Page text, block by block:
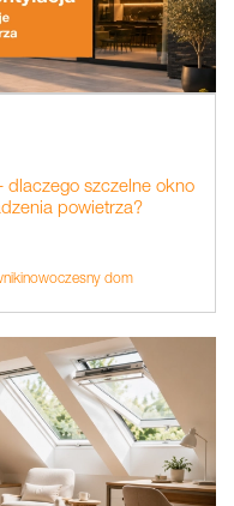
dlaczego szczelne okno
powietrza?
nowoczesny dom